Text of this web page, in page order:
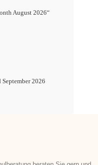
August 2026“
September 2026